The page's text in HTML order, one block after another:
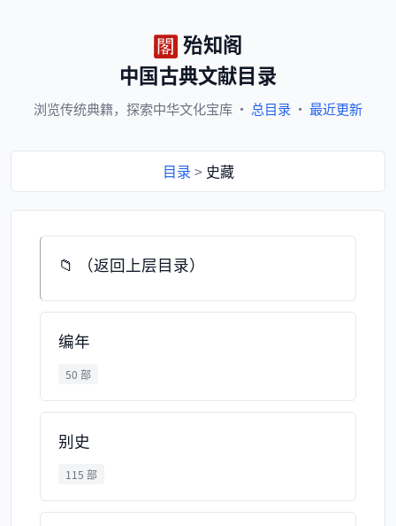
殆知阁
中国古典文献目录
浏览传统典籍， 探索中华文化宝库 · 总目录 · 最近更新
目录 > 史藏
📁 （返回上层目录）
编年
50 部
别史
115 部